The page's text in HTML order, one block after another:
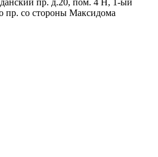
пр. д.20, пом. 4 Н, 1-ый
пр. со стороны Максидома